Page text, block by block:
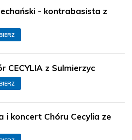
- kontrabasista z
CECYLIA z Sulmierzyc
i koncert Chóru Cecylia ze